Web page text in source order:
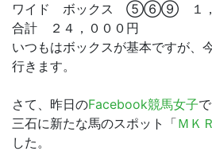
ワイド ボックス ⑤⑥⑨ １，
合計 ２４，０００円
いつもはボックスが基本ですが、
行きます。
さて、昨日のFacebook競馬女子
三石に新たな馬のスポット「ＭＫ
した。